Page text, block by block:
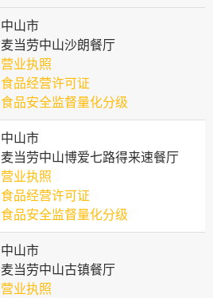
中山市
麦当劳中山沙朗餐厅
营业执照
食品经营许可证
食品安全监督量化分级
中山市
麦当劳中山博爱七路得来速餐厅
营业执照
食品经营许可证
食品安全监督量化分级
中山市
麦当劳中山古镇餐厅
营业执照